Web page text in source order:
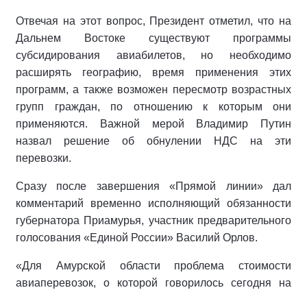
Отвечая на этот вопрос, Президент отметил, что на
Дальнем Востоке существуют программы
субсидирования авиабилетов, но необходимо
расширять географию, время применения этих
программ, а также возможен пересмотр возрастных
групп граждан, по отношению к которым они
применяются. Важной мерой Владимир Путин
назвал решение об обнулении НДС на эти
перевозки.
Сразу после завершения «Прямой линии» дал
комментарий временно исполняющий обязанности
губернатора Приамурья, участник предварительного
голосования «Единой России» Василий Орлов.
«Для Амурской области проблема стоимости
авиаперевозок, о которой говорилось сегодня на